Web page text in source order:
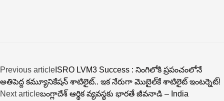
Previous article ISRO LVM3 Success : నింగిలోకి ప్రపంచంలోనే
అతిపెద్ద కమ్యూనికేషన్ శాటిలైట్.. ఇక నేరుగా మొబైల్‌కే శాటిలైట్ ఇంటర్నెట్!
Next articleబంగ్లాదేశ్ ఆర్థిక వ్యవస్థకు భారతే జీవనాడి – India